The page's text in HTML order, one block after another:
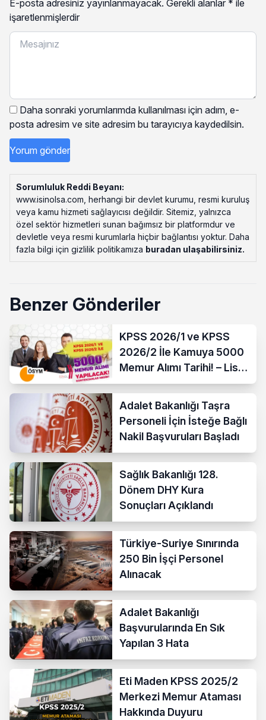
E-posta adresiniz yayınlanmayacak. Gerekli alanlar * ile
işaretlenmişlerdir
Daha sonraki yorumlarımda kullanılması için adım, e-
posta adresim ve site adresim bu tarayıcıya kaydedilsin.
Sorumluluk Reddi Beyanı:
www.isinolsa.com, herhangi bir devlet kurumu, resmi kuruluş
veya kamu hizmeti sağlayıcısı değildir. Sitemiz, yalnızca
özel sektör hizmetleri sunan bağımsız bir platformdur ve
devletle veya resmi kurumlarla hiçbir bağlantısı yoktur. Daha
fazla bilgi için gizlilik politikamıza buradan ulaşabilirsiniz.
Benzer Gönderiler
KPSS 2026/1 ve KPSS
2026/2 İle Kamuya 5000
Memur Alımı Tarihi! – Lise,
Ön Lisans ve Lisans
Adalet Bakanlığı Taşra
Personeli İçin İsteğe Bağlı
Nakil Başvuruları Başladı
Sağlık Bakanlığı 128.
Dönem DHY Kura
Sonuçları Açıklandı
Türkiye-Suriye Sınırında
250 Bin İşçi Personel
Alınacak
Adalet Bakanlığı
Başvurularında En Sık
Yapılan 3 Hata
Eti Maden KPSS 2025/2
Merkezi Memur Ataması
Hakkında Duyuru